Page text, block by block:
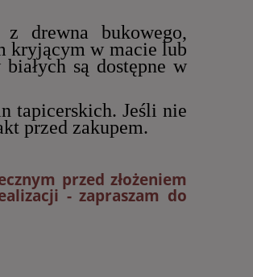
drewna bukowego,
kryjącym w macie lub
są dostępne w
tapicerskich. Jeśli nie
przed zakupem.
przed złożeniem
- zapraszam do